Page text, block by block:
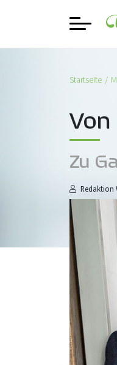
Startseite
Zu
Redaktion